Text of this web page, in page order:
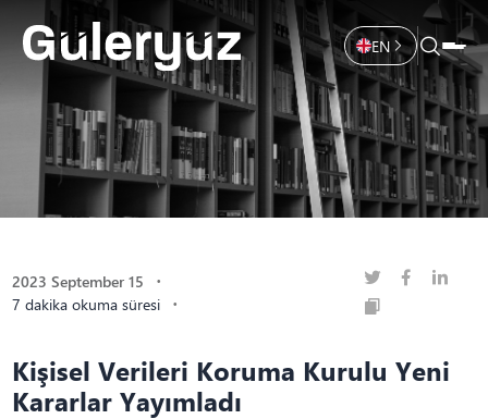
EN
2023 September 15
7 dakika okuma süresi
Kişisel Verileri Koruma Kurulu Yeni
Kararlar Yayımladı